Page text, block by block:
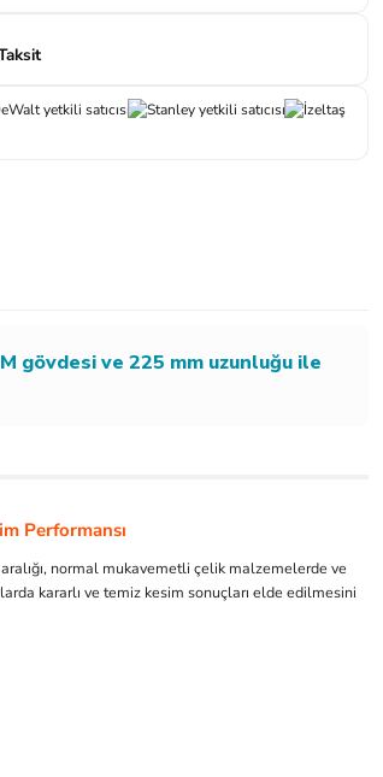
gövdesi ve 225 mm uzunluğu ile
Performansı
normal mukavemetli çelik malzemelerde ve
kararlı ve temiz kesim sonuçları elde edilmesini